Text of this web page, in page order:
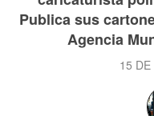
Publica sus
Agencia
15